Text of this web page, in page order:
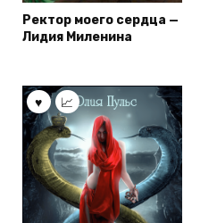
Ректор моего сердца —
Лидия Миленина